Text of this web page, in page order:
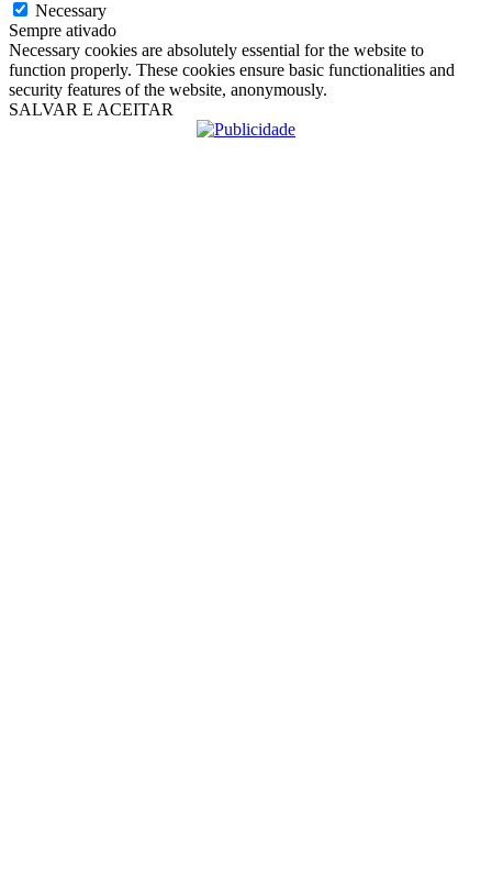
Necessary
Sempre ativado
Necessary cookies are absolutely essential for the website to
function properly. These cookies ensure basic functionalities and
security features of the website, anonymously.
SALVAR E ACEITAR